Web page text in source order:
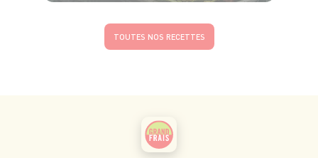
TOUTES NOS RECETTES